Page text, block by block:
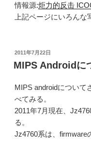
情報源:炬力的反击
上記ページにいろんな
投
稿
日:
2011年7月22日
MIPS Androidに
MIPS androidについて
べてみる。
2011年7月現在、
る。
Jz4760系は、firmware